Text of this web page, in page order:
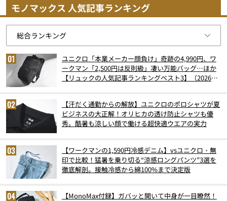
モノマックス 人気記事ランキング
ユニクロ「本業メーカー顔負け」奇跡の4,990円、ワ
ークマン「2,500円は反則級」凄い万能バッグ…ほか
【リュックの人気記事ランキングベスト3】（2026年
【汗だく通勤からの解放】ユニクロのポロシャツが夏
ビジネスの大正解！オリヒカの透け防止シャツも優
秀。酷暑も涼しい顔で働ける超快適ウエアの実力
【ワークマンの1,590円冷感デニム】vsユニクロ・無
印で比較！猛暑を乗り切る“涼感ロングパンツ”3選を
徹底解剖。接触冷感から綿100%まで決定版
【MonoMax付録】ガバッと開いて中身が一目瞭然！